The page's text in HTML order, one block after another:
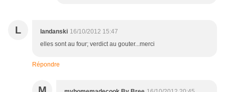
L landanski 16/10/2012 15:47
elles sont au four; verdict au gouter...merci
Répondre